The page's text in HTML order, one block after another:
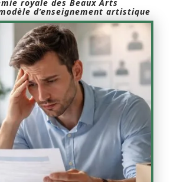
royale des Beaux Arts
d’enseignement artistique